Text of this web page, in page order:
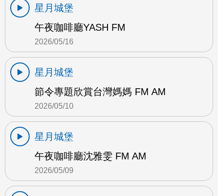
星月城堡
午夜咖啡廳YASH FM
2026/05/16
星月城堡
節令專題欣賞台灣媽媽 FM AM
2026/05/10
星月城堡
午夜咖啡廳沈雅雯 FM AM
2026/05/09